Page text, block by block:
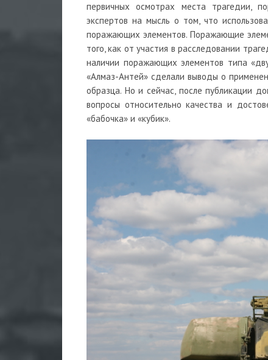
первичных осмотрах места трагедии,
экспертов на мысль о том, что
поражающих элементов. Поражающие
того, как от участия в расследовании
наличии поражающих элементов типа
«Алмаз-Антей» сделали выводы о
образца. Но и сейчас, после публикации
вопросы относительно качества и
«бабочка» и «кубик».